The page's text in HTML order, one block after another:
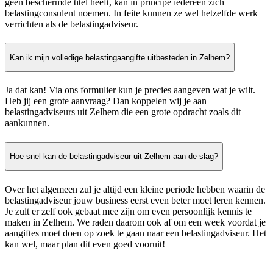
geen beschermde titel heeft, kan in principe iedereen zich
belastingconsulent noemen. In feite kunnen ze wel hetzelfde werk
verrichten als de belastingadviseur.
Kan ik mijn volledige belastingaangifte uitbesteden in Zelhem?
Ja dat kan! Via ons formulier kun je precies aangeven wat je wilt.
Heb jij een grote aanvraag? Dan koppelen wij je aan
belastingadviseurs uit Zelhem die een grote opdracht zoals dit
aankunnen.
Hoe snel kan de belastingadviseur uit Zelhem aan de slag?
Over het algemeen zul je altijd een kleine periode hebben waarin de
belastingadviseur jouw business eerst even beter moet leren kennen.
Je zult er zelf ook gebaat mee zijn om even persoonlijk kennis te
maken in Zelhem. We raden daarom ook af om een week voordat je
aangiftes moet doen op zoek te gaan naar een belastingadviseur. Het
kan wel, maar plan dit even goed vooruit!